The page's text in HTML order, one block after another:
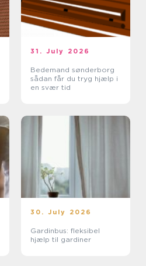
31. July 2026
Bedemand sønderborg
sådan får du tryg hjælp i
en svær tid
30. July 2026
Gardinbus: fleksibel
hjælp til gardiner